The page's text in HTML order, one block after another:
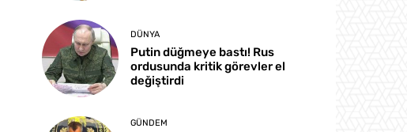
DÜNYA
Putin düğmeye bastı! Rus
ordusunda kritik görevler el
değiştirdi
GÜNDEM